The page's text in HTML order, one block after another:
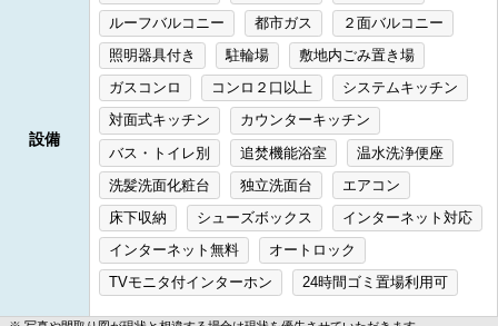
設備
ルーフバルコニー
都市ガス
２面バルコニー
照明器具付き
駐輪場
敷地内ごみ置き場
ガスコンロ
コンロ２口以上
システムキッチン
対面式キッチン
カウンターキッチン
バス・トイレ別
追焚機能浴室
温水洗浄便座
洗髪洗面化粧台
独立洗面台
エアコン
床下収納
シューズボックス
インターネット対応
インターネット無料
オートロック
TVモニタ付インターホン
24時間ゴミ置場利用可